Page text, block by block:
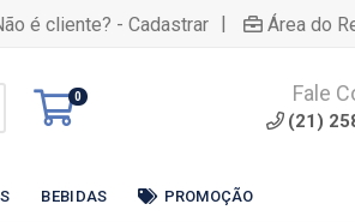
é cliente? - Cadastrar | Área do
0 Fale
(21)
BEBIDAS PROMOÇÃO